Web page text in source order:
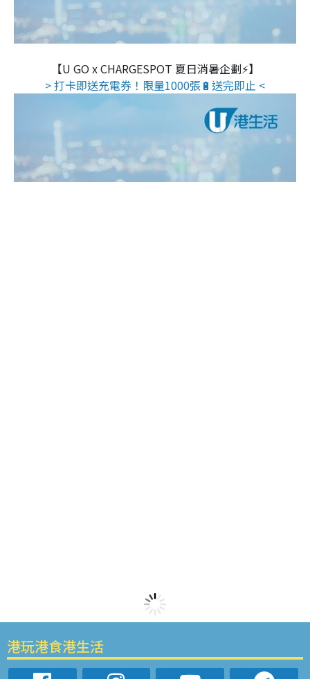
【U GO x CHARGESPOT 夏日消暑企劃⚡】
> 打卡即送充電券！限量1000張🔋送完即止 <
港玩港食港生活